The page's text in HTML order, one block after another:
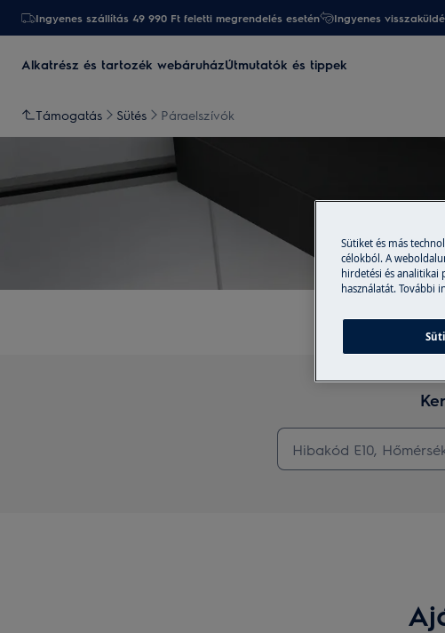
Ingyenes szállítás 49 990 Ft feletti megrendelés esetén Ingyenes
Alkatrész és tartozék webáruházÚtmutatók és tippek
Támogatás Sütés Páraelszívók
Sütiket és más
célokból. A
hirdetési és analitikai
használatát. További